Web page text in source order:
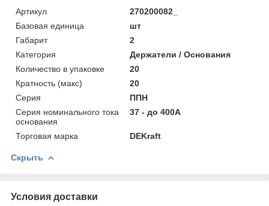
Артикул
270200082_
Базовая единица
шт
Габарит
2
Категория
Держатели / Основания
Количество в упаковке
20
Кратность (макс)
20
Серия
ППН
Серия номинального тока
основания
37 - до 400А
Торговая марка DEKraft
Скрыть
Условия доставки